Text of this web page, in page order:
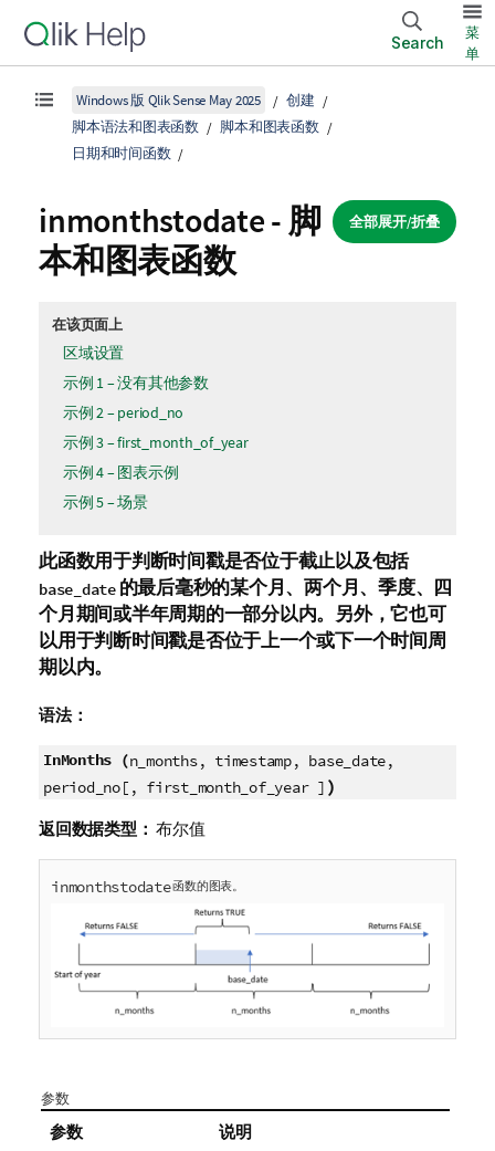
Search
菜
单
Windows 版 Qlik Sense May 2025
创建
脚本语法和图表函数
脚本和图表函数
日期和时间函数
全部展开/折叠
inmonthstodate - 脚
本和图表函数
在该页面上
区域设置
示例 1 – 没有其他参数
示例 2 – period_no
示例 3 – first_month_of_year
示例 4 – 图表示例
示例 5 – 场景
此函数用于判断时间戳是否位于截止以及包括
base_date的最后毫秒的某个月、两个月、季度、四
个月期间或半年周期的一部分以内。另外，它也可
以用于判断时间戳是否位于上一个或下一个时间周
期以内。
语法：
InMonths (n_months, timestamp, base_date,
period_no[, first_month_of_year ] )
返回数据类型： 布尔值
inmonthstodate函数的图表。
参数
参数 说明